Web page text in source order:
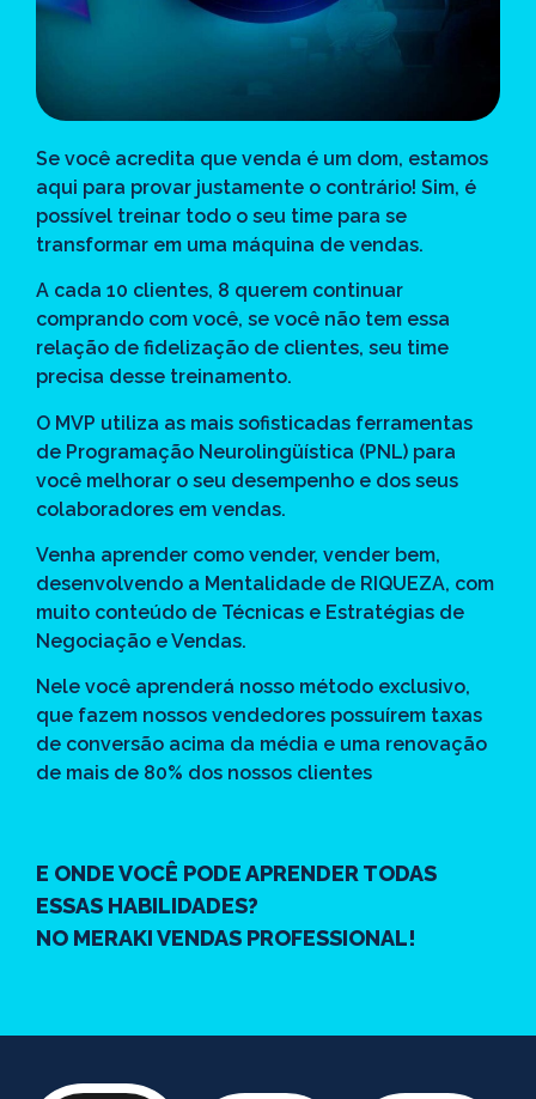
Se você acredita que venda é um dom, estamos
aqui para provar justamente o contrário! Sim, é
possível treinar todo o seu time para se
transformar em uma máquina de vendas.
A cada 10 clientes, 8 querem continuar
comprando com você, se você não tem essa
relação de fidelização de clientes, seu time
precisa desse treinamento.
O MVP utiliza as mais sofisticadas ferramentas
de Programação Neurolingüística (PNL) para
você melhorar o seu desempenho e dos seus
colaboradores em vendas.
Venha aprender como vender, vender bem,
desenvolvendo a Mentalidade de RIQUEZA, com
muito conteúdo de Técnicas e Estratégias de
Negociação e Vendas.
Nele você aprenderá nosso método exclusivo,
que fazem nossos vendedores possuírem taxas
de conversão acima da média e uma renovação
de mais de 80% dos nossos clientes
E ONDE VOCÊ PODE APRENDER TODAS
ESSAS HABILIDADES?
NO MERAKI VENDAS PROFESSIONAL!